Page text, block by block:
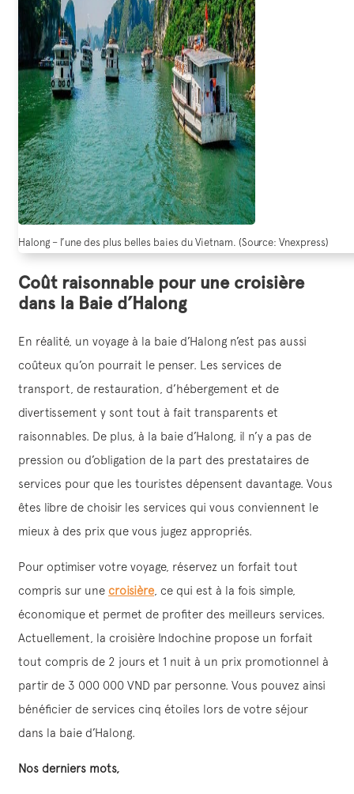
Halong – l’une des plus belles baies du Vietnam. (Source: Vnexpress)
Coût raisonnable pour une croisière
dans la Baie d’Halong
En réalité, un voyage à la baie d’Halong n’est pas aussi
coûteux qu’on pourrait le penser. Les services de
transport, de restauration, d’hébergement et de
divertissement y sont tout à fait transparents et
raisonnables. De plus, à la baie d’Halong, il n’y a pas de
pression ou d’obligation de la part des prestataires de
services pour que les touristes dépensent davantage. Vous
êtes libre de choisir les services qui vous conviennent le
mieux à des prix que vous jugez appropriés.
Pour optimiser votre voyage, réservez un forfait tout
compris sur une croisière, ce qui est à la fois simple,
économique et permet de profiter des meilleurs services.
Actuellement, la croisière Indochine propose un forfait
tout compris de 2 jours et 1 nuit à un prix promotionnel à
partir de 3 000 000 VND par personne. Vous pouvez ainsi
bénéficier de services cinq étoiles lors de votre séjour
dans la baie d’Halong.
Nos derniers mots,